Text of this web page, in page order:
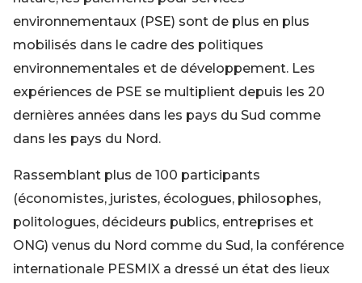
environnementaux (PSE) sont de plus en plus
mobilisés dans le cadre des politiques
environnementales et de développement. Les
expériences de PSE se multiplient depuis les 20
dernières années dans les pays du Sud comme
dans les pays du Nord.
Rassemblant plus de 100 participants
(économistes, juristes, écologues, philosophes,
politologues, décideurs publics, entreprises et
ONG) venus du Nord comme du Sud, la conférence
internationale PESMIX a dressé un état des lieux